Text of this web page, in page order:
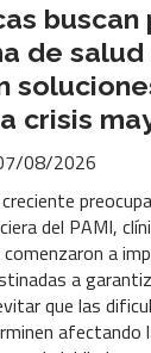
buscan
de salud
crisis
08/2026
del PAMI,
a
a
que las
afectando